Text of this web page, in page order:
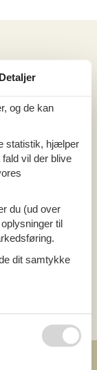
Detaljer
og de kan
statistik, hjælper
vil der blive
du (ud over
til
dit samtykke